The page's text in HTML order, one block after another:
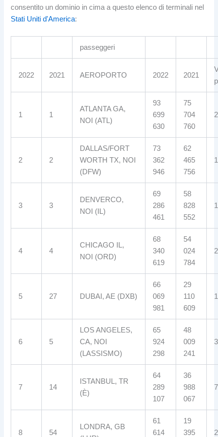
consentito un dominio in cima a questo elenco di terminali nel
Stati Uniti d'America:
passeggeri
2022 2021 AEROPORTO 2022 2021
1 1
ATLANTA GA,
NOI (ATL)
93
699
630
75
704
760
2 2
DALLAS/FORT
WORTH TX, NOI
(DFW)
73
362
946
62
465
756
3 3
DENVERCO,
NOI (IL)
69
286
461
58
828
552
4 4
CHICAGO IL,
NOI (ORD)
68
340
619
54
024
784
5 27 DUBAI, AE (DXB)
66
069
981
29
110
609
6 5
LOS ANGELES,
CA, NOI
(LASSISMO)
65
924
298
48
009
241
7 14
ISTANBUL, TR
(È)
64
289
107
36
988
067
8 54
LONDRA, GB
61
614
19
395